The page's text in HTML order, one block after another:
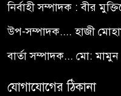
নির্বাহী সম্পাদক : বীর
উপ-সম্পাদক.... হাজী
বার্তা সম্পাদক... মো:
যোগাযোগের ঠিকানা